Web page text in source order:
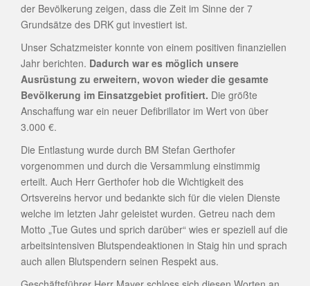
der Bevölkerung zeigen, dass die Zeit im Sinne der 7
Grundsätze des DRK gut investiert ist.
Unser Schatzmeister konnte von einem positiven finanziellen
Jahr berichten. Dadurch war es möglich unsere
Ausrüstung zu erweitern, wovon wieder die gesamte
Bevölkerung im Einsatzgebiet profitiert. Die größte
Anschaffung war ein neuer Defibrillator im Wert von über
3.000 €.
Die Entlastung wurde durch BM Stefan Gerthofer
vorgenommen und durch die Versammlung einstimmig
erteilt. Auch Herr Gerthofer hob die Wichtigkeit des
Ortsvereins hervor und bedankte sich für die vielen Dienste
welche im letzten Jahr geleistet wurden. Getreu nach dem
Motto „Tue Gutes und sprich darüber“ wies er speziell auf die
arbeitsintensiven Blutspendeaktionen in Staig hin und sprach
auch allen Blutspendern seinen Respekt aus.